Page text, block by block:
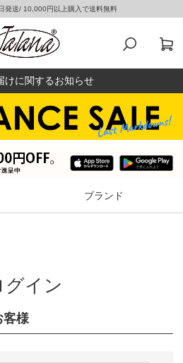
発送/ 10,000円以上購入で送料無料
けに関するお知らせ
ブランド
グイン
客様